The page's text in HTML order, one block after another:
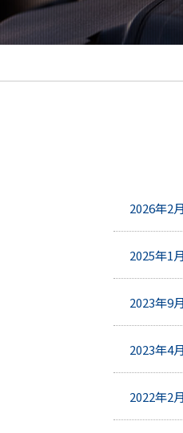
2026年2
2025年1
2023年9
2023年4
2022年2